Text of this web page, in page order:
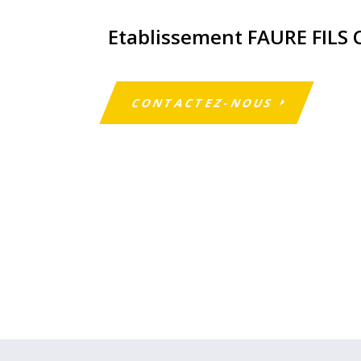
Etablissement FAURE FILS
CONTACTEZ-NOUS